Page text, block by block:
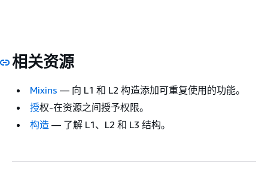
相关资源
Mixins — 向 L1 和 L2 构造添加可重复使用的功能。
授权-在资源之间授予权限。
构造 — 了解 L1、L2 和 L3 结构。